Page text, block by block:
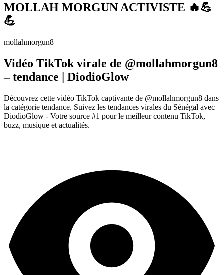
MOLLAH MORGUN ACTIVISTE 🔥💪
💪
mollahmorgun8
Vidéo TikTok virale de @mollahmorgun8
– tendance | DiodioGlow
Découvrez cette vidéo TikTok captivante de @mollahmorgun8 dans
la catégorie tendance. Suivez les tendances virales du Sénégal avec
DiodioGlow - Votre source #1 pour le meilleur contenu TikTok,
buzz, musique et actualités.